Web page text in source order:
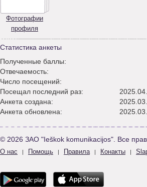
Фотографии
профиля
Статистика анкеты
Полученные баллы:
Отвечаемость:
Число посещений:
Посещал последний раз:
Анкета создана:
Анкета обновлена:
© 2026 ЗАО "Ieškok komunikacijos". Все
О нас | Помощь | Правила | Конакты |